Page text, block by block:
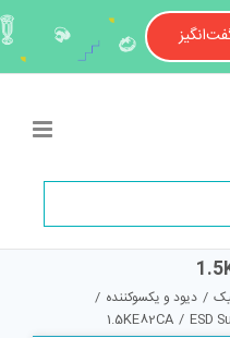
/ دیود و یکسوکننده /
ESD
/
1.5KE82CA